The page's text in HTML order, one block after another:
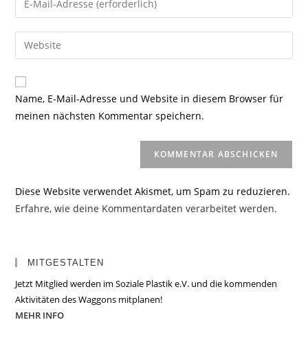
oder
zum
Kommentieren
ein
deine
E-
Mail-
zum
Kommentieren
ein
Gib
deine
Website-
URL
Name, E-Mail-Adresse und Website in diesem Browser für
meinen nächsten Kommentar speichern.
Diese Website verwendet Akismet, um Spam zu reduzieren.
Erfahre, wie deine Kommentardaten verarbeitet werden.
MITGESTALTEN
Jetzt Mitglied werden im Soziale Plastik e.V. und die kommenden
Aktivitäten des Waggons mitplanen!
MEHR INFO